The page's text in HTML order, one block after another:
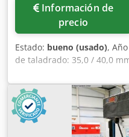
Información de
precio
Estado: bueno (usado),
de taladrado: 35,0 / 40,0
fundición: 50,0 mm Rosca:
mm Tamaño de la mesa:
Velocidad: 80,0 - 1.400
mesa: 85 - 755 mm Cono
columna: 120 mm Avance: